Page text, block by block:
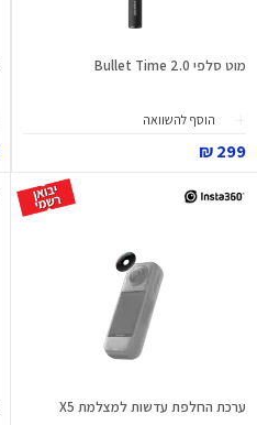
מוט סלפי Bullet Time 2.0
הוסף להשוואה
299 ₪
ערכת החלפת עדשות למצלמת X5